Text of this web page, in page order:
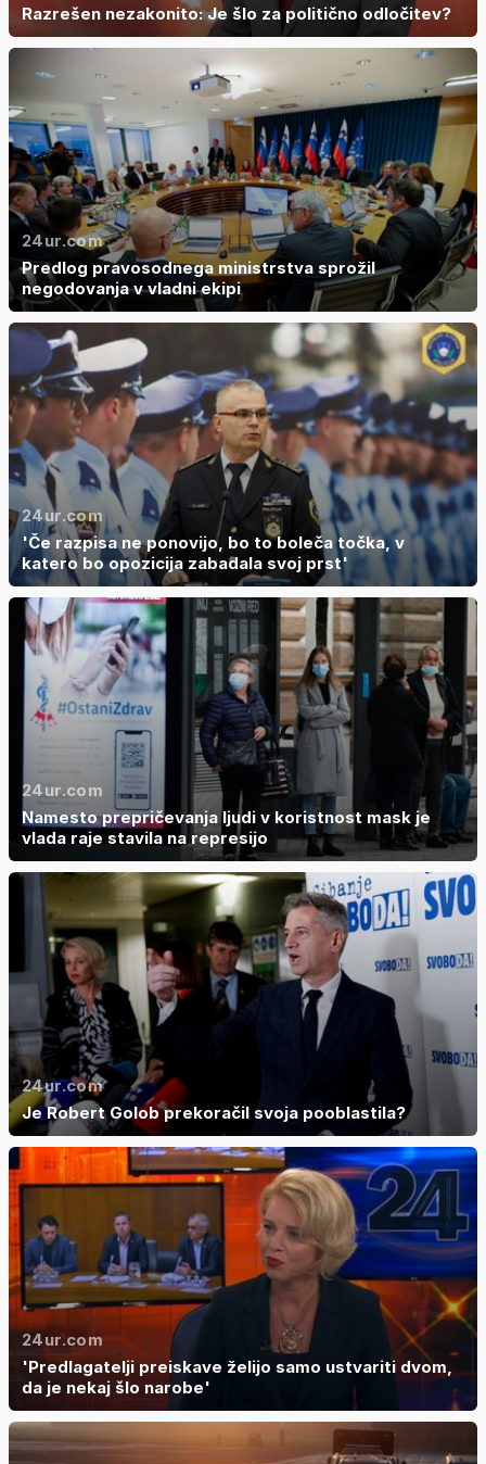
Razrešen nezakonito: Je šlo za politično odločitev?
24ur.com
Predlog pravosodnega ministrstva sprožil
negodovanja v vladni ekipi
24ur.com
'Če razpisa ne ponovijo, bo to boleča točka, v
katero bo opozicija zabadala svoj prst'
24ur.com
Namesto prepričevanja ljudi v koristnost mask je
vlada raje stavila na represijo
24ur.com
Je Robert Golob prekoračil svoja pooblastila?
24ur.com
'Predlagatelji preiskave želijo samo ustvariti dvom,
da je nekaj šlo narobe'